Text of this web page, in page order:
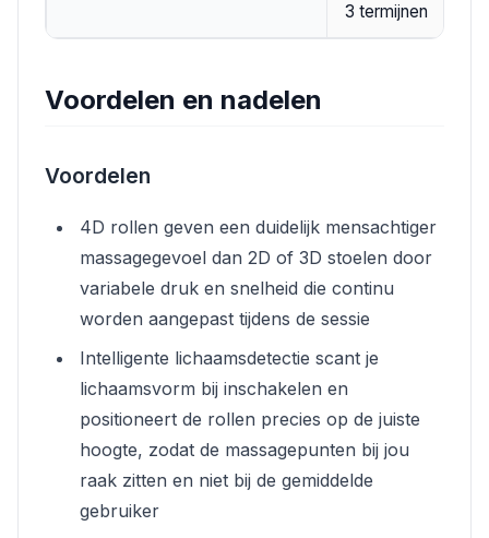
3 termijnen
Voordelen en nadelen
Voordelen
4D rollen geven een duidelijk mensachtiger
massagegevoel dan 2D of 3D stoelen door
variabele druk en snelheid die continu
worden aangepast tijdens de sessie
Intelligente lichaamsdetectie scant je
lichaamsvorm bij inschakelen en
positioneert de rollen precies op de juiste
hoogte, zodat de massagepunten bij jou
raak zitten en niet bij de gemiddelde
gebruiker